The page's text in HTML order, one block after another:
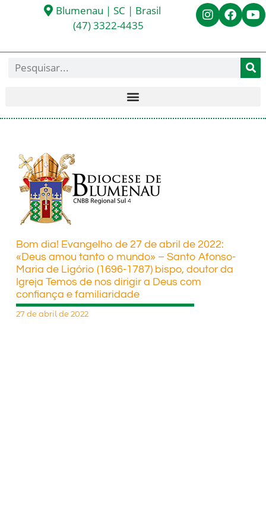
Blumenau | SC | Brasil
(47) 3322-4435
Bom dia! Evangelho de 27 de abril de 2022:
«Deus amou tanto o mundo» – Santo Afonso-
Maria de Ligório (1696-1787) bispo, doutor da
Igreja Temos de nos dirigir a Deus com
confiança e familiaridade
27 de abril de 2022